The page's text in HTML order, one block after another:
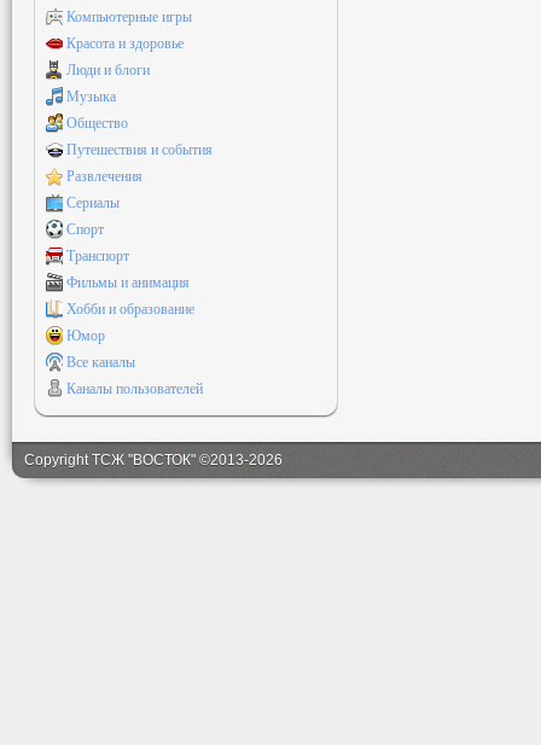
Компьютерные игры
Красота и здоровье
Люди и блоги
Музыка
Общество
Путешествия и события
Развлечения
Сериалы
Спорт
Транспорт
Фильмы и анимация
Хобби и образование
Юмор
Все каналы
Каналы пользователей
Copyright ТСЖ "ВОСТОК" ©2013-2026